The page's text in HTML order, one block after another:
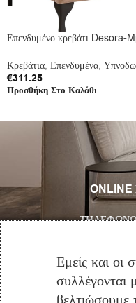
Επενδυμένο κρεβάτι Desora-
Κρεβάτια, Επενδυμένα,
€311.25
Προσθήκη Στο Καλάθι
ΤΗΛ/ΚΗ
Εμείς και οι
συλλέγονται